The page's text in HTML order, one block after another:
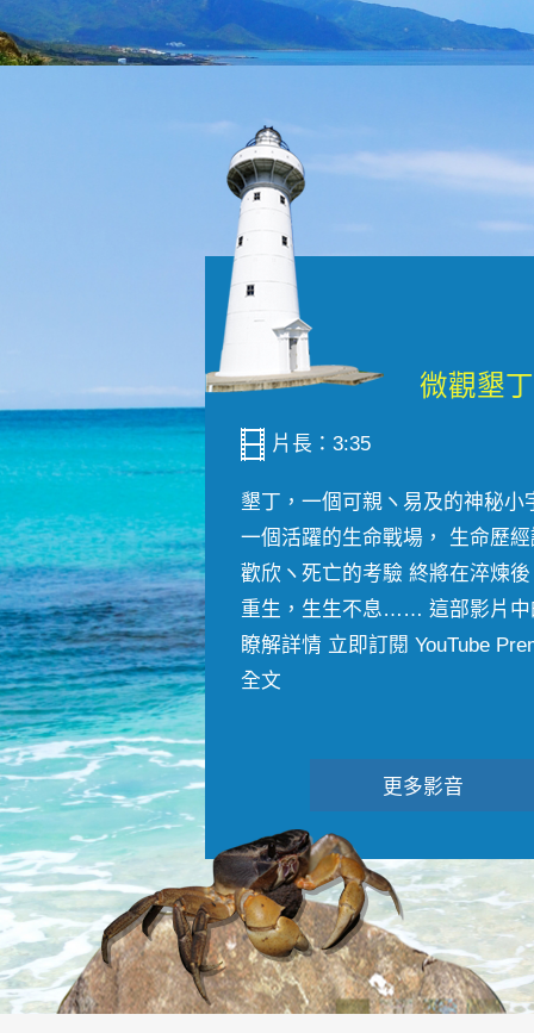
片長：3:35
墾丁，一個可親ヽ易及的神秘小
一個活躍的生命戰場， 生命歷
歡欣ヽ死亡的考驗 終將在淬煉
重生，生生不息…… 這部影片中
瞭解詳情 立即訂閱 YouTube
全文
更多影音